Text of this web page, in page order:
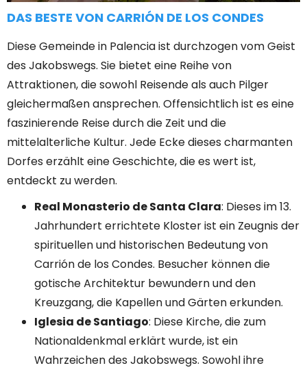
DAS BESTE VON CARRIÓN DE LOS CONDES
Diese Gemeinde in Palencia ist durchzogen vom Geist
des Jakobswegs. Sie bietet eine Reihe von
Attraktionen, die sowohl Reisende als auch Pilger
gleichermaßen ansprechen. Offensichtlich ist es eine
faszinierende Reise durch die Zeit und die
mittelalterliche Kultur. Jede Ecke dieses charmanten
Dorfes erzählt eine Geschichte, die es wert ist,
entdeckt zu werden.
Real Monasterio de Santa Clara: Dieses im 13.
Jahrhundert errichtete Kloster ist ein Zeugnis der
spirituellen und historischen Bedeutung von
Carrión de los Condes. Besucher können die
gotische Architektur bewundern und den
Kreuzgang, die Kapellen und Gärten erkunden.
Iglesia de Santiago: Diese Kirche, die zum
Nationaldenkmal erklärt wurde, ist ein
Wahrzeichen des Jakobswegs. Sowohl ihre